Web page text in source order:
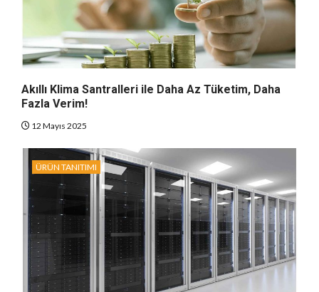
Akıllı Klima Santralleri ile Daha Az Tüketim, Daha
Fazla Verim!
12 Mayıs 2025
ÜRÜN TANITIMI